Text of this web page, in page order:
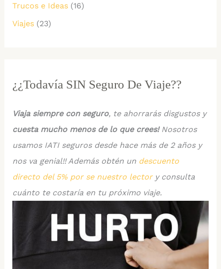
Trucos e Ideas(16)
Viajes(23)
¿¿Todavía SIN Seguro De Viaje??
Viaja siempre con seguro, te ahorrarás disgustos y
cuesta mucho menos de lo que crees!Nosotros
usamos IATI seguros desde hace más de 2 años y
nos va genial!! Además obtén un descuento
directo del 5% por se nuestro lectory consulta
cuánto te costaría en tu próximo viaje.